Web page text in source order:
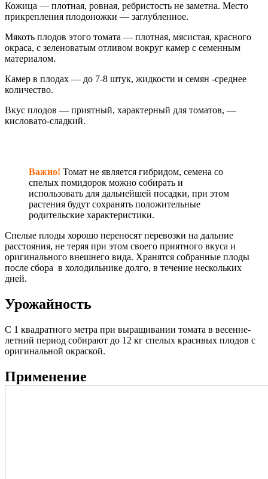
Кожица — плотная, ровная, ребристость не заметна. Место
прикрепления плодоножки — заглубленное.
Мякоть плодов этого томата — плотная, мясистая, красного
окраса, с зеленоватым отливом вокруг камер с семенным
материалом.
Камер в плодах — до 7-8 штук, жидкости и семян -среднее
количество.
Вкус плодов — приятный, характерный для томатов, —
кисловато-сладкий.
Важно! Томат не является гибридом, семена со
спелых помидорок можно собирать и
использовать для дальнейшей посадки, при этом
растения будут сохранять положительные
родительские характеристики.
Спелые плоды хорошо переносят перевозки на дальние
расстояния, не теряя при этом своего приятного вкуса и
оригинального внешнего вида. Хранятся собранные плоды
после сбора в холодильнике долго, в течение нескольких
дней.
Урожайность
С 1 квадратного метра при выращивании томата в весенне-
летний период собирают до 12 кг спелых красивых плодов с
оригинальной окраской.
Применение